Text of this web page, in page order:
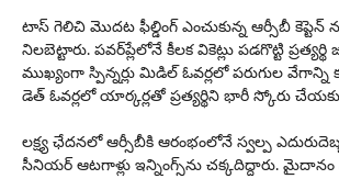
టాస్ గెలిచి మొదట ఫీల్డింగ్ ఎంచుకున్న ఆర్సీబీ కెప్టెన్
నిలబెట్టారు. పవర్‌ప్లేలోనే కీలక వికెట్లు పడగొట్టి ప్రత్యర్థి
ముఖ్యంగా స్పిన్నర్లు మిడిల్ ఓవర్లలో పరుగుల వేగాన్ని
డెత్ ఓవర్లలో యార్కర్లతో ప్రత్యర్థిని భారీ స్కోరు
లక్ష్య ఛేదనలో ఆర్సీబీకి ఆరంభంలోనే స్వల్ప
సీనియర్ ఆటగాళ్లు ఇన్నింగ్స్‌ను చక్కదిద్దారు.